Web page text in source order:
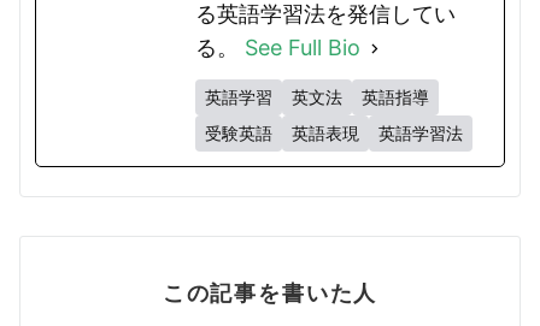
る英語学習法を発信してい
る。 See Full Bio
英語学習 英文法
英語指導
受験英語
英語表現 英語学習法
この記事を書いた人